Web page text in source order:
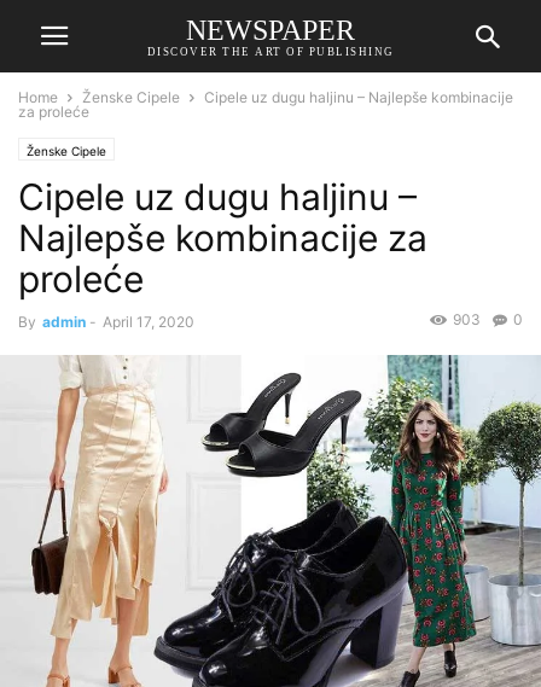
NEWSPAPER
DISCOVER THE ART OF PUBLISHING
Home Ženske Cipele
Cipele uz dugu haljinu – Najlepše kombinacije
za proleće
Ženske Cipele
Cipele uz dugu haljinu –
Najlepše kombinacije za
proleće
By admin - April 17, 2020 0
903